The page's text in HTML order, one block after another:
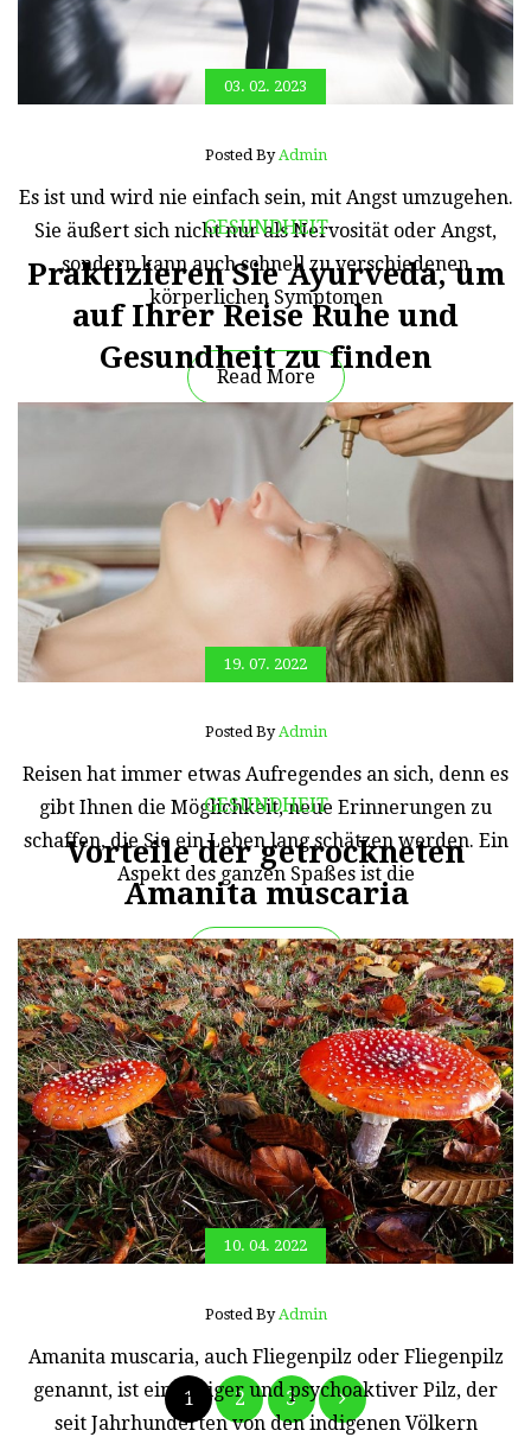
03. 02. 2023
Posted By Admin
Es ist und wird nie einfach sein, mit Angst umzugehen.
Sie äußert sich nicht nur als Nervosität oder Angst,
sondern kann auch schnell zu verschiedenen
körperlichen Symptomen
Read More
GESUNDHEIT
Praktizieren Sie Ayurveda, um
auf Ihrer Reise Ruhe und
Gesundheit zu finden
19. 07. 2022
Posted ByAdmin
Reisen hat immer etwas Aufregendes an sich, denn es
gibt Ihnen die Möglichkeit, neue Erinnerungen zu
schaffen, die Sie ein Leben lang schätzen werden. Ein
Aspekt des ganzen Spaßes ist die
Read More
GESUNDHEIT
Vorteile der getrockneten
Amanita muscaria
10. 04. 2022
Posted By Admin
Amanita muscaria, auch Fliegenpilz oder Fliegenpilz
genannt, ist ein giftiger und psychoaktiver Pilz, der
seit Jahrhunderten von den indigenen Völkern
1 2 3